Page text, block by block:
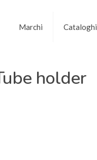
Marchi Cataloghi
holder